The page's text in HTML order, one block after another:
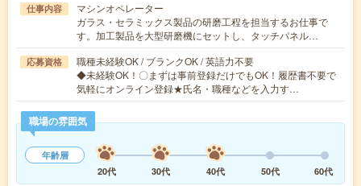
仕事内容
マシンオペレーター
ガラス・セラミックス製品の研磨工程を担当するお仕事で
す。加工製品を大型研磨機にセットし、タッチパネル…
応募資格
職種未経験OK / ブランクOK / 英語力不要
◆未経験OK！〇まずは事前登録だけでもOK！履歴書不要で
気軽にオンライン登録★氏名・職種などを入力す…
職場の雰囲気
年齢層
20代
30代 40代 50代 60代